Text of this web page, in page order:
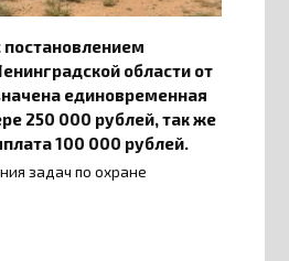
постановлением
области от
единовременная
250 000 рублей, так же
100 000 рублей.
задач по охране